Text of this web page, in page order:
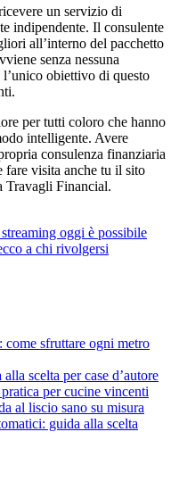
un servizio di
indipendente. Il consulente
all’interno del pacchetto
senza nessuna
obiettivo di questo
per tutti coloro che hanno
intelligente. Avere
consulenza finanziaria
fare visita anche tu il sito
Travagli Financial.
oggi è possibile
a chi rivolgersi
come sfruttare ogni metro
scelta per case d’autore
per cucine vincenti
al liscio sano su misura
guida alla scelta